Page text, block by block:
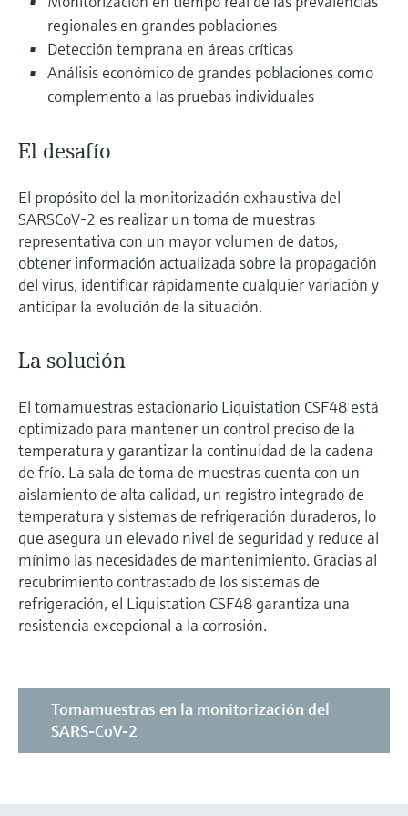
Visor de dispositivos
Encuentre información y documentación
específicas sobre los productos.
Encuentre repuestos por raíz del producto,
código de pedido o número de serie
electromecánico
Medición de nivel por barrera de
microondas
Medición mediante transmisión de
microondas
Memosens technology
Ver todos
la transparencia de los procesos
para una toma de decisiones más
sólida y fundamentada
regionales en grandes poblaciones
Detección temprana en áreas críticas
Análisis económico de grandes poblaciones como
complemento a las pruebas individuales
El desafío
El propósito del la monitorización exhaustiva del
SARSCoV-2 es realizar un toma de muestras
representativa con un mayor volumen de datos,
obtener información actualizada sobre la propagación
del virus, identificar rápidamente cualquier variación y
anticipar la evolución de la situación.
La solución
El tomamuestras estacionario Liquistation CSF48 está
optimizado para mantener un control preciso de la
temperatura y garantizar la continuidad de la cadena
de frío. La sala de toma de muestras cuenta con un
aislamiento de alta calidad, un registro integrado de
temperatura y sistemas de refrigeración duraderos, lo
que asegura un elevado nivel de seguridad y reduce al
mínimo las necesidades de mantenimiento. Gracias al
recubrimiento contrastado de los sistemas de
refrigeración, el Liquistation CSF48 garantiza una
resistencia excepcional a la corrosión.
Tomamuestras en la monitorización del
SARS-CoV-2